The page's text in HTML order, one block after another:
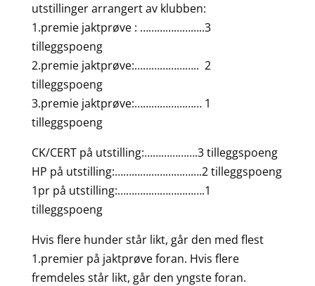
utstillinger arrangert av klubben:
1.premie jaktprøve : …………………..3
tilleggspoeng
2.premie jaktprøve:………………….. 2
tilleggspoeng
3.premie jaktprøve:…………………… 1
tilleggspoeng
CK/CERT på utstilling:……………….3 tilleggspoeng
HP på utstilling:………………………….2 tilleggspoeng
1pr på utstilling:………………………….1
tilleggspoeng
Hvis flere hunder står likt, går den med flest
1.premier på jaktprøve foran. Hvis flere
fremdeles står likt, går den yngste foran.